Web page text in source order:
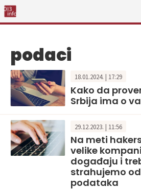
podaci
18.01.2024. | 17:29
Kako da
Srbija ima o
29.12.2023. | 11:56
Na meti
velike
događaju i
strahujemo
podataka